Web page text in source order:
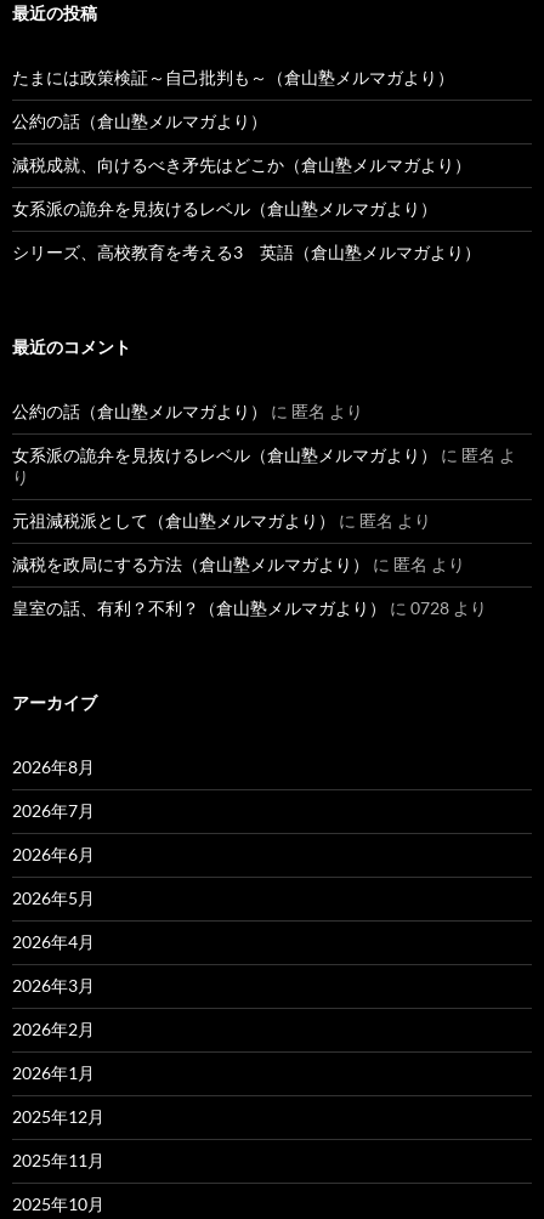
最近の投稿
たまには政策検証～自己批判も～（倉山塾メルマガより）
公約の話（倉山塾メルマガより）
減税成就、向けるべき矛先はどこか（倉山塾メルマガより）
女系派の詭弁を見抜けるレベル（倉山塾メルマガより）
シリーズ、高校教育を考える3 英語（倉山塾メルマガより）
最近のコメント
公約の話（倉山塾メルマガより） に 匿名 より
女系派の詭弁を見抜けるレベル（倉山塾メルマガより） に 匿名 よ
り
元祖減税派として（倉山塾メルマガより） に 匿名 より
減税を政局にする方法（倉山塾メルマガより） に 匿名 より
皇室の話、有利？不利？（倉山塾メルマガより） に 0728 より
アーカイブ
2026年8月
2026年7月
2026年6月
2026年5月
2026年4月
2026年3月
2026年2月
2026年1月
2025年12月
2025年11月
2025年10月